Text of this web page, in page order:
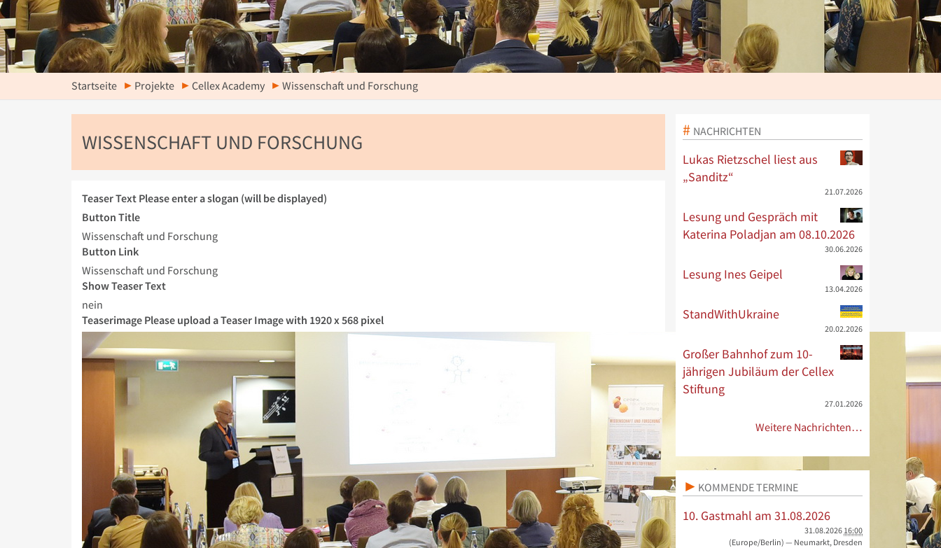
Startseite Projekte Cellex Academy Wissenschaft und Forschung
WISSENSCHAFT UND FORSCHUNG
Teaser Text Please enter a slogan (will be displayed)
Button Title
Wissenschaft und Forschung
Button Link
Wissenschaft und Forschung
Show Teaser Text
nein
Teaserimage Please upload a Teaser Image with 1920 x 568 pixel
NACHRICHTEN
Lukas Rietzschel liest aus
„Sanditz“
21.07.2026
Lesung und Gespräch mit
Katerina Poladjan am 08.10.2026
30.06.2026
Lesung Ines Geipel
13.04.2026
StandWithUkraine
20.02.2026
Großer Bahnhof zum 10-
jährigen Jubiläum der Cellex
Stiftung
27.01.2026
Weitere Nachrichten…
KOMMENDE TERMINE
10. Gastmahl am 31.08.2026
31.08.2026 16:00
(Europe/Berlin) — Neumarkt, Dresden